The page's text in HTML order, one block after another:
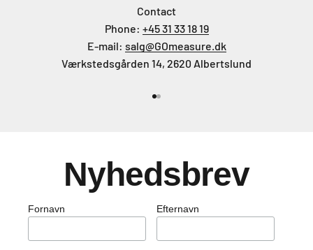
Contact
Phone: +45 31 33 18 19
E-mail: salg@GOmeasure.dk
Værkstedsgården 14, 2620 Albertslund
Nyhedsbrev
Fornavn Efternavn